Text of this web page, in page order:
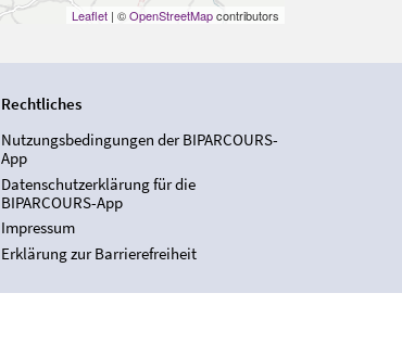
Leaflet| ©OpenStreetMapcontributors
Rechtliches
Nutzungsbedingungen der BIPARCOURS-
App
Datenschutzerklärung für die
BIPARCOURS-App
Impressum
Erklärung zur Barrierefreiheit